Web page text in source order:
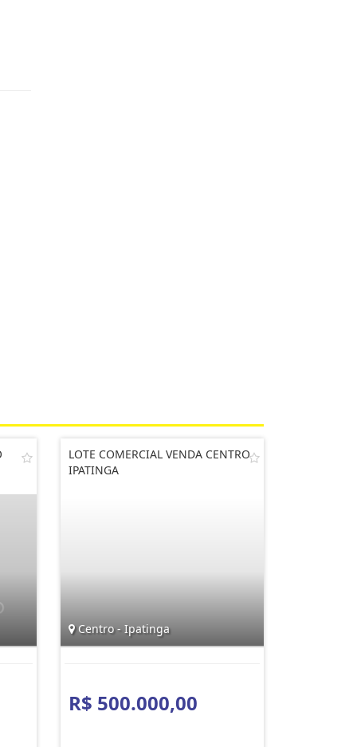
LOTE COMERCIAL VENDA CENTRO
IPATINGA
Centro - Ipatinga
R$ 500.000,00